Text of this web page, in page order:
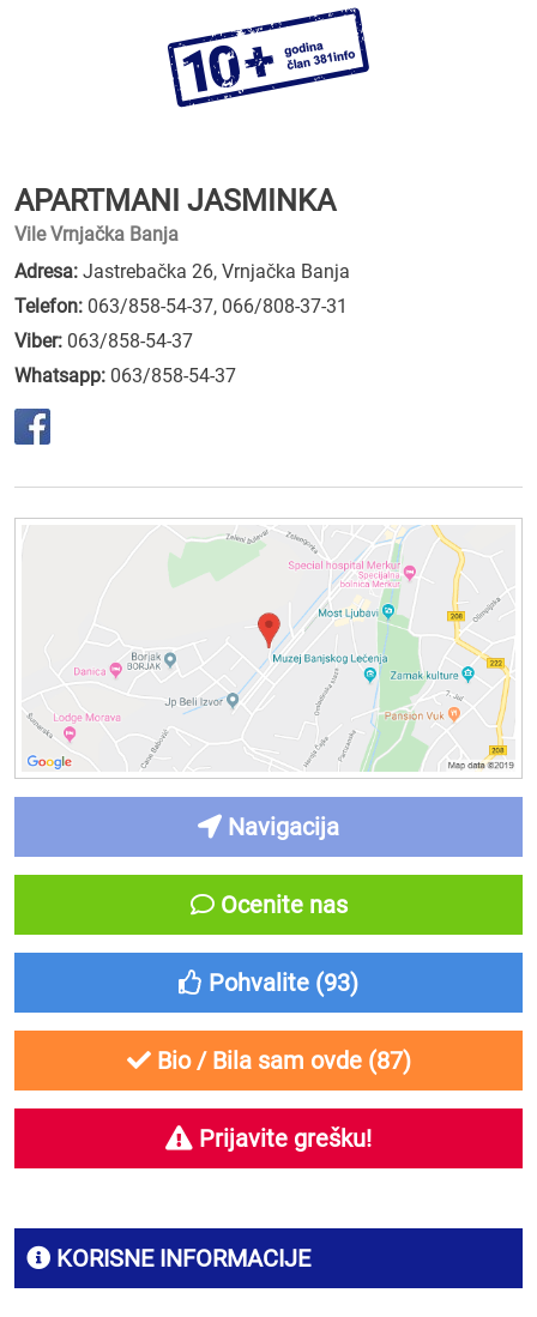
APARTMANI JASMINKA
Vile Vrnjačka Banja
Adresa: Jastrebačka 26, Vrnjačka Banja
Telefon: 063/858-54-37, 066/808-37-31
Viber: 063/858-54-37
Whatsapp: 063/858-54-37
KORISNE INFORMACIJE
Navigacija
Ocenite nas
Pohvalite (93)
Bio / Bila sam ovde (87)
Prijavite grešku!